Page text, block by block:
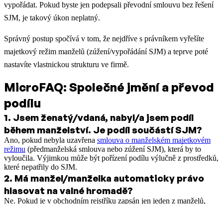
vypořádat. Pokud byste jen podepsali převodní smlouvu bez řešení
SJM, je takový úkon neplatný.
Správný postup spočívá v tom, že nejdříve s právníkem vyřešíte
majetkový režim manželů (zúžení/vypořádání SJM) a teprve poté
nastavíte vlastnickou strukturu ve firmě.
MicroFAQ: Společné jmění a převod
podílu
1. Jsem ženatý/vdaná, nabyl/a jsem podíl
během manželství. Je podíl součástí SJM?
Ano, pokud nebyla uzavřena smlouva o manželském majetkovém
režimu (předmanželská smlouva nebo zúžení SJM), která by to
vyloučila. Výjimkou může být pořízení podílu výlučně z prostředků,
které nepatřily do SJM.
2. Má manžel/manželka automaticky právo
hlasovat na valné hromadě?
Ne. Pokud je v obchodním rejstříku zapsán jen jeden z manželů,